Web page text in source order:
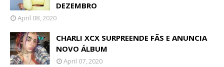
DEZEMBRO
April 08, 2020
CHARLI XCX SURPREENDE FÃS E ANUNCIA
NOVO ÁLBUM
April 07, 2020